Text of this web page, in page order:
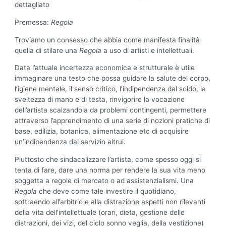
dettagliato
Premessa:Regola
Troviamo un consesso che abbia come manifesta finalità
quella di stilare unaRegola a uso di artisti e intellettuali.
Data l’attuale incertezza economica e strutturale è utile
immaginare una testo che possa guidare la salute del corpo,
l’igiene mentale, il senso critico, l’indipendenza dal soldo, la
sveltezza di mano e di testa, rinvigorire la vocazione
dell’artista scalzandola da problemi contingenti, permettere
attraverso l’apprendimento di una serie di nozioni pratiche di
base, edilizia, botanica, alimentazione etc di acquisire
un’indipendenza dal servizio altrui.
Piuttosto che sindacalizzare l’artista, come spesso oggi si
tenta di fare, dare una norma per rendere la sua vita meno
soggetta a regole di mercato o ad assistenzialismi. Una
Regolache deve come tale investire il quotidiano,
sottraendo all’arbitrio e alla distrazione aspetti non rilevanti
della vita dell’intellettuale (orari, dieta, gestione delle
distrazioni, dei vizi, del ciclo sonno veglia, della vestizione)